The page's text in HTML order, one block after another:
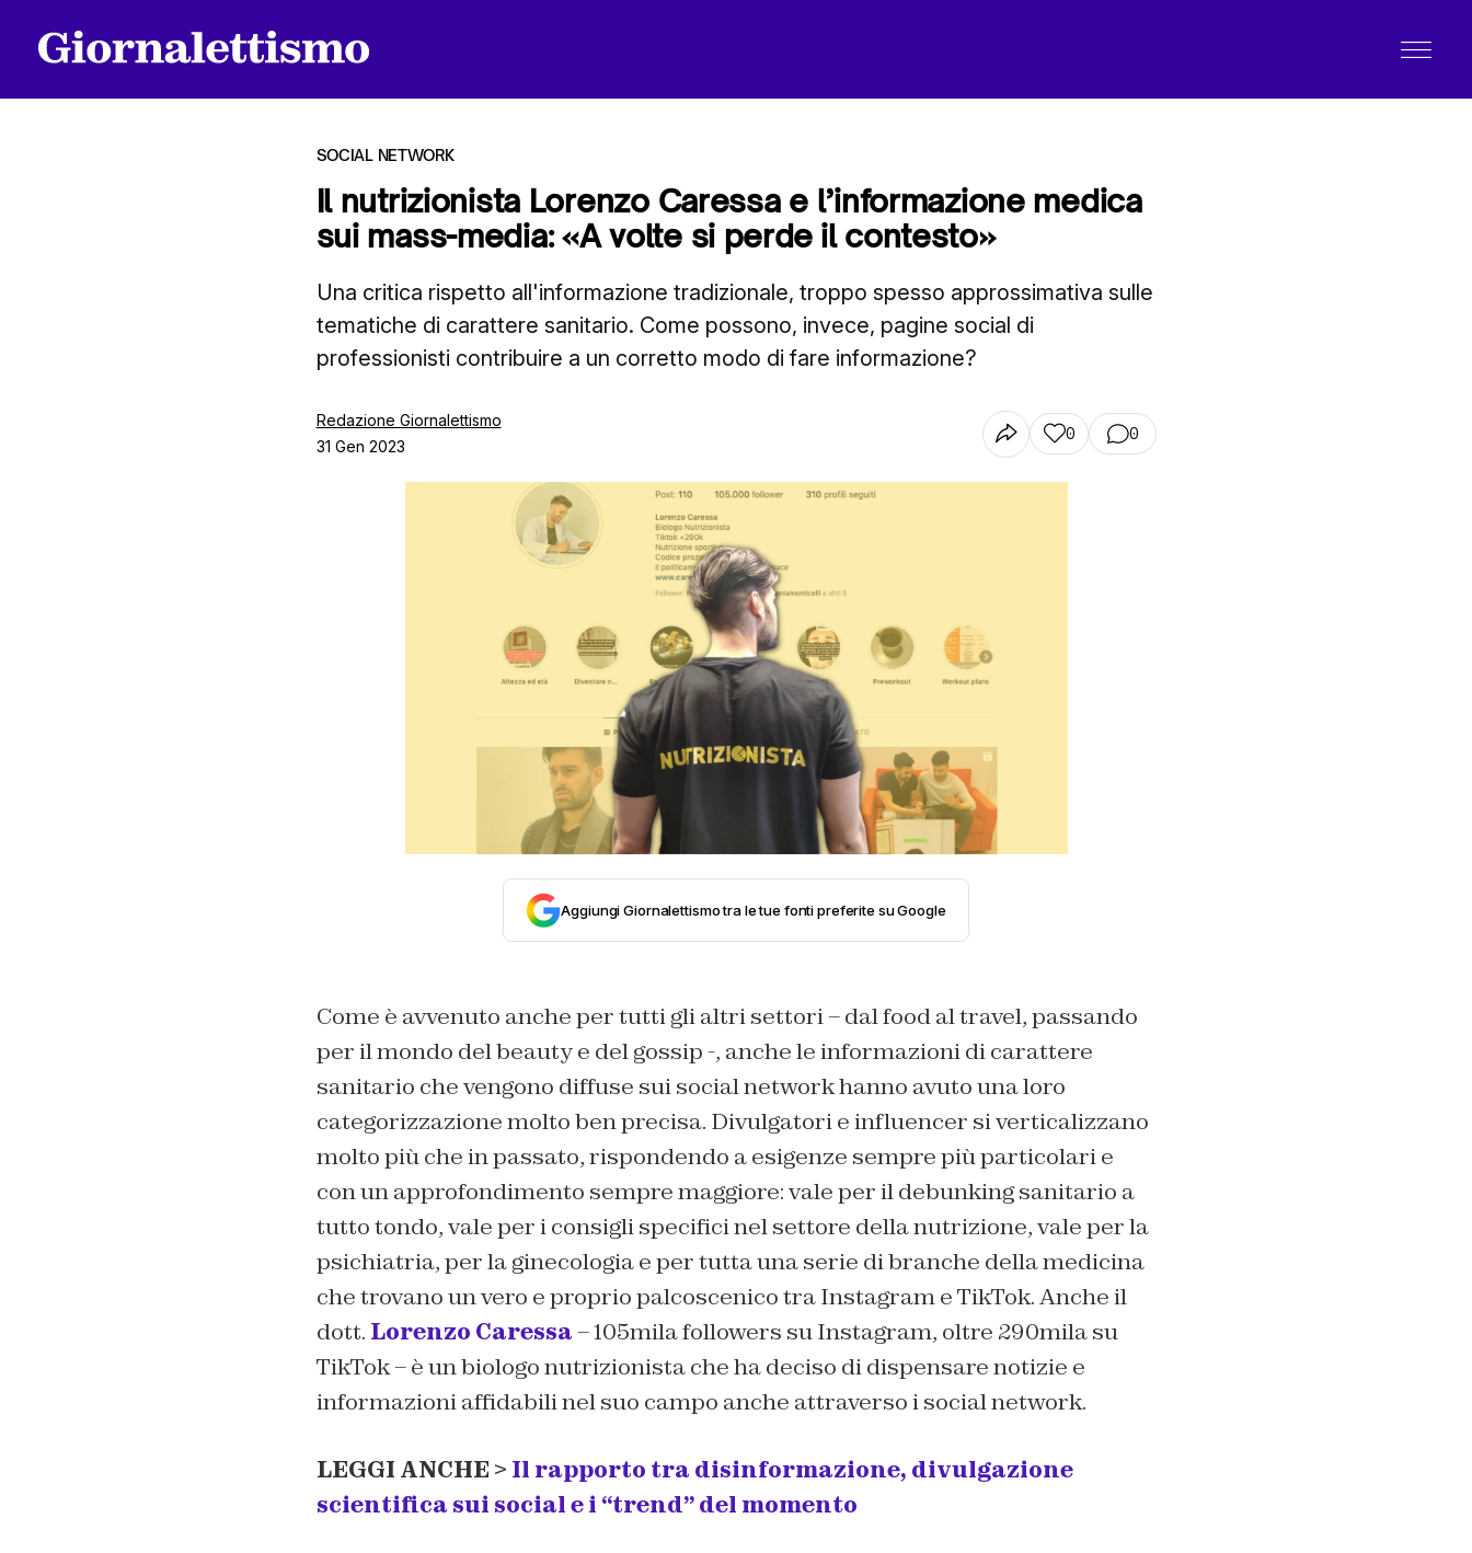
SOCIAL NETWORK
Il nutrizionista Lorenzo Caressa e l’informazione medica
sui mass-media: «A volte si perde il contesto»
Una critica rispetto all'informazione tradizionale, troppo spesso approssimativa sulle
tematiche di carattere sanitario. Come possono, invece, pagine social di
professionisti contribuire a un corretto modo di fare informazione?
Redazione Giornalettismo
31 Gen 2023
0 0
Aggiungi Giornalettismo tra le tue fonti preferite su Google
Come è avvenuto anche per tutti gli altri settori – dal food al travel, passando
per il mondo del beauty e del gossip -, anche le informazioni di carattere
sanitario che vengono diffuse sui social network hanno avuto una loro
categorizzazione molto ben precisa. Divulgatori e influencer si verticalizzano
molto più che in passato, rispondendo a esigenze sempre più particolari e
con un approfondimento sempre maggiore: vale per il debunking sanitario a
tutto tondo, vale per i consigli specifici nel settore della nutrizione, vale per la
psichiatria, per la ginecologia e per tutta una serie di branche della medicina
che trovano un vero e proprio palcoscenico tra Instagram e TikTok. Anche il
dott. Lorenzo Caressa– 105mila followers su Instagram, oltre 290mila su
TikTok – è un biologo nutrizionista che ha deciso di dispensare notizie e
informazioni affidabili nel suo campo anche attraverso i social network.
LEGGI ANCHE > Il rapporto tra disinformazione, divulgazione
scientifica sui social e i “trend” del momento